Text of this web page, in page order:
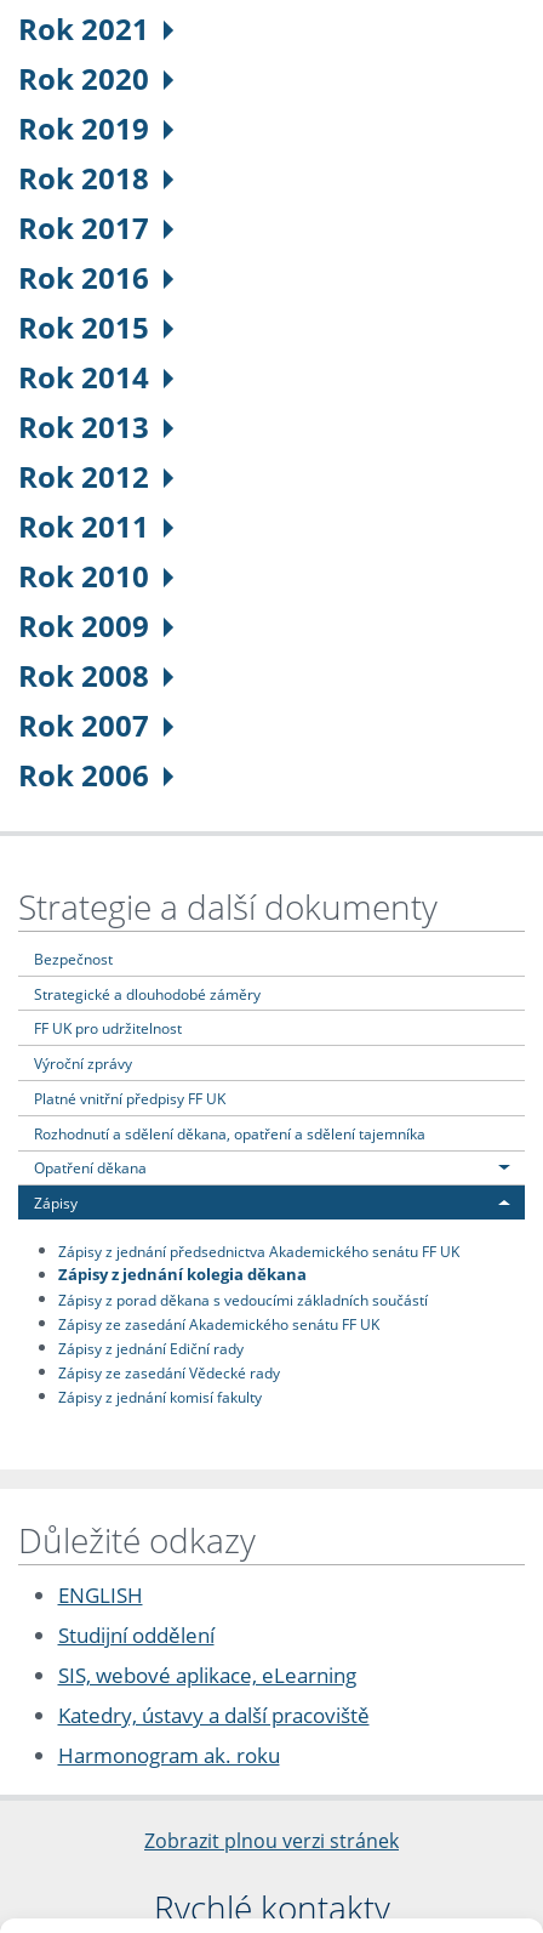
Rok 2021
Rok 2020
Rok 2019
Rok 2018
Rok 2017
Rok 2016
Rok 2015
Rok 2014
Rok 2013
Rok 2012
Rok 2011
Rok 2010
Rok 2009
Rok 2008
Rok 2007
Rok 2006
Strategie a další dokumenty
Bezpečnost
Strategické a dlouhodobé záměry
FF UK pro udržitelnost
Výroční zprávy
Platné vnitřní předpisy FF UK
Rozhodnutí a sdělení děkana, opatření a sdělení tajemníka
Opatření děkana
Zápisy
Zápisy z jednání předsednictva Akademického senátu FF UK
Zápisy z jednání kolegia děkana
Zápisy z porad děkana s vedoucími základních součástí
Zápisy ze zasedání Akademického senátu FF UK
Zápisy z jednání Ediční rady
Zápisy ze zasedání Vědecké rady
Zápisy z jednání komisí fakulty
Důležité odkazy
ENGLISH
Studijní oddělení
SIS, webové aplikace, eLearning
Katedry, ústavy a další pracoviště
Harmonogram ak. roku
Zobrazit plnou verzi stránek
Rychlé kontakty